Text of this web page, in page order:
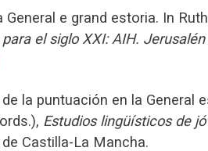
e grand estoria. In
el siglo XXI: AIH. Jerusalén
la puntuación en la General
Estudios lingüísticos de
Castilla-La Mancha.